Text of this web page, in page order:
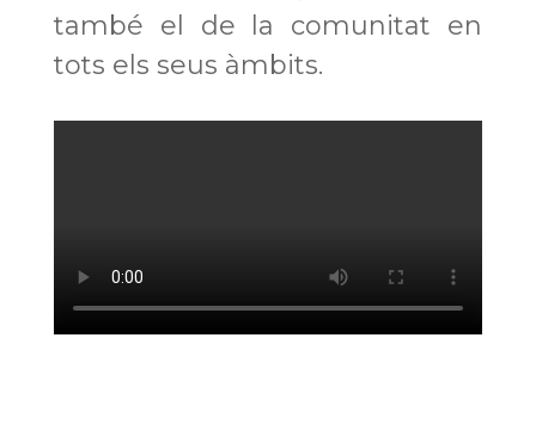
també el de la comunitat en
tots els seus àmbits.